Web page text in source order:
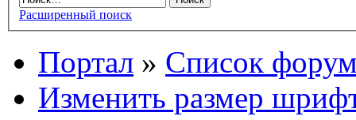
Расширенный поиск
Портал » Список
Изменить размер